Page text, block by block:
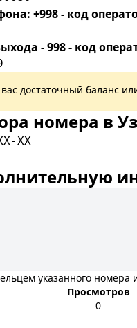
+998 - код
- 998 - код
вас достаточный баланс
номера в
XX
указанного
Просмотров
0